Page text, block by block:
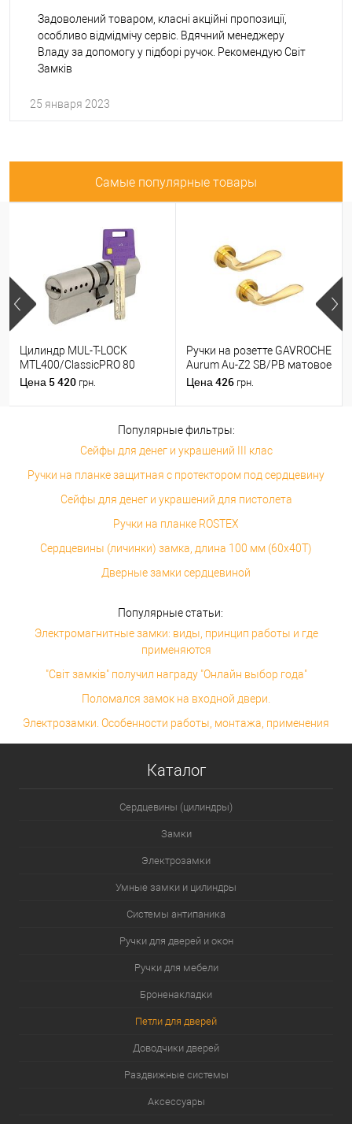
Задоволений товаром, класні акційні пропозиції,
особливо відмідмічу сервіс. Вдячний менеджеру
Владу за допомогу у підборі ручок. Рекомендую Світ
Замків
25 января 2023
Самые популярные товары
Цилиндр MUL-T-LOCK
MTL400/ClassicPRO 80
(35*45) никель сатин
Цена 5 420 грн.
Ручки на розетте GAVROCHE
Aurum Au-Z2 SB/PB матовое
золото/золото
Цена 426 грн.
Популярные фильтры:
Сейфы для денег и украшений III клас
Ручки на планке защитная с протектором под сердцевину
Сейфы для денег и украшений для пистолета
Ручки на планке ROSTEX
Сердцевины (личинки) замка, длина 100 мм (60x40T)
Дверные замки сердцевиной
Популярные статьи:
Электромагнитные замки: виды, принцип работы и где
применяются
"Світ замків" получил награду "Онлайн выбор года"
Поломался замок на входной двери.
Электрозамки. Особенности работы, монтажа, применения
Каталог
Сердцевины (цилиндры)
Замки
Электрозамки
Умные замки и цилиндры
Системы антипаника
Ручки для дверей и окон
Ручки для мебели
Броненакладки
Петли для дверей
Доводчики дверей
Раздвижные системы
Аксессуары